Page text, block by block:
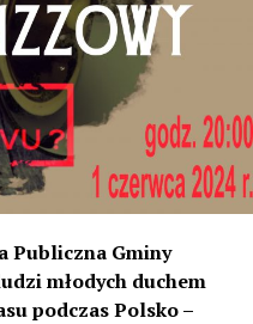
wystarczyło do ich
dokładnie ten sam
że odległość
jest taka sama, a nawet
niż tych, które są na
ekranami – mówi
po roku od oddania
ponowna analiza
niż sądzono –
Publiczna Gminy
młodych duchem
podczas Polsko –